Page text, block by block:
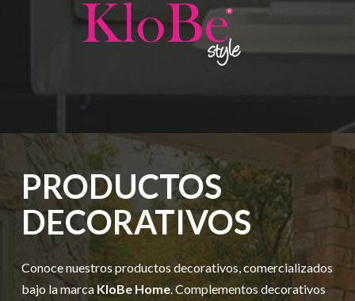
PRODUCTOS
DECORATIVOS
Conoce nuestros productos decorativos, comercializados
bajo la marca KloBe Home. Complementos decorativos